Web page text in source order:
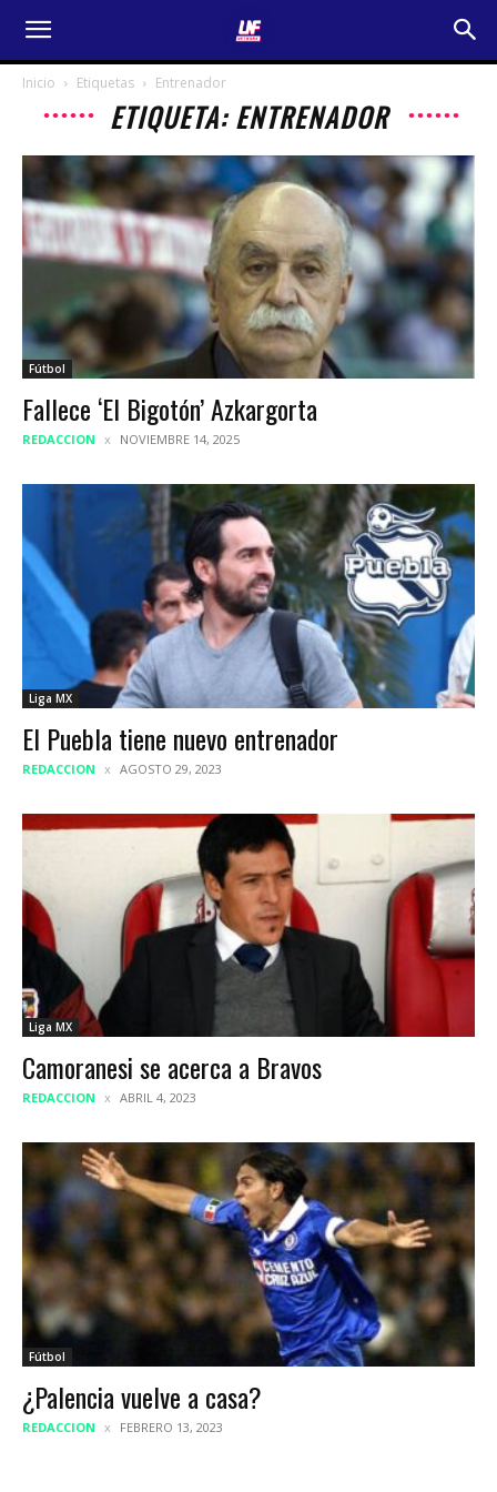
Inicio Etiquetas Entrenador
ETIQUETA: ENTRENADOR
Fútbol
Fallece ‘El Bigotón’ Azkargorta
REDACCION NOVIEMBRE 14, 2025
Liga MX
El Puebla tiene nuevo entrenador
REDACCION AGOSTO 29, 2023
Liga MX
Camoranesi se acerca a Bravos
REDACCION ABRIL 4, 2023
Fútbol
¿Palencia vuelve a casa?
REDACCION FEBRERO 13, 2023